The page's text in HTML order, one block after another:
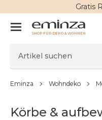
Gratis
SHOP FÜR DEKO & WOHNEN
Eminza Wohndeko
Körbe &